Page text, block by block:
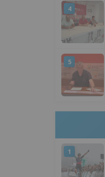
4
5
1